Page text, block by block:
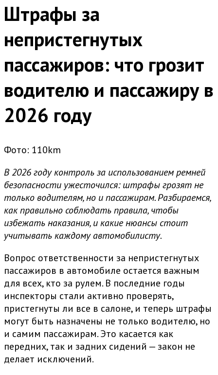
Штрафы за
непристегнутых
пассажиров: что грозит
водителю и пассажиру в
2026 году
Фото: 110km
В 2026 году контроль за использованием ремней
безопасности ужесточился: штрафы грозят не
только водителям, но и пассажирам. Разбираемся,
как правильно соблюдать правила, чтобы
избежать наказания, и какие нюансы стоит
учитывать каждому автомобилисту.
Вопрос ответственности за непристегнутых
пассажиров в автомобиле остается важным
для всех, кто за рулем. В последние годы
инспекторы стали активно проверять,
пристегнуты ли все в салоне, и теперь штрафы
могут быть назначены не только водителю, но
и самим пассажирам. Это касается как
передних, так и задних сидений — закон не
делает исключений.